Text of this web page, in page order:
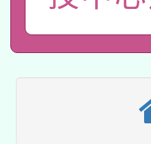
方素養
「族語
文教學
件」活
教育部
接種對
業技術
115年8
2026年